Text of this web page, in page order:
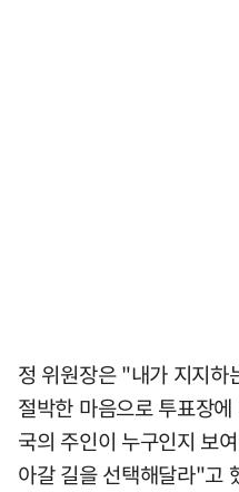
정 위원장은 "내가 지지하
절박한 마음으로 투표장
국의 주인이 누구인지 보
아갈 길을 선택해달라"고